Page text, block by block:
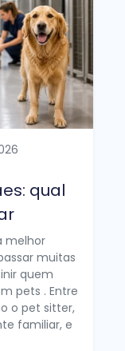
qual
melhor
muitas
quem
pets . Entre
o pet sitter,
familiar, e